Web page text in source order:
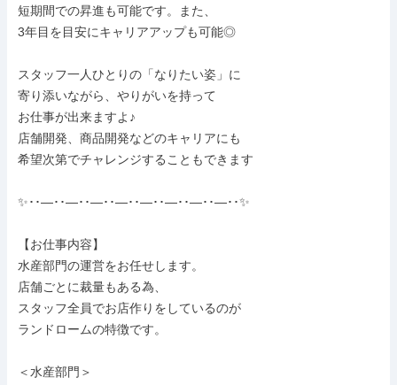
短期間での昇進も可能です。また、
3年目を目安にキャリアアップも可能◎
スタッフ一人ひとりの「なりたい姿」に
寄り添いながら、やりがいを持って
お仕事が出来ますよ♪
店舗開発、商品開発などのキャリアにも
希望次第でチャレンジすることもできます
✨･･―･･―･･―･･―･･―･･―･･―･･―･･✨
【お仕事内容】
水産部門の運営をお任せします。
店舗ごとに裁量もある為、
スタッフ全員でお店作りをしているのが
ランドロームの特徴です。
＜水産部門＞